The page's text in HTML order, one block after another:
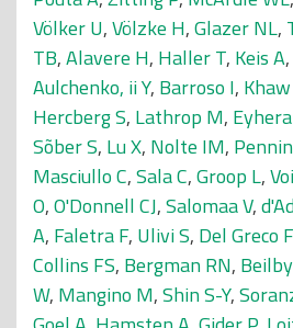
Völker U,Völzke H,Glazer NL,
TB,Alavere H, Haller T, Keis A,
Aulchenko, ii Y, Barroso I,
Hercberg S, Lathrop M,
Sõber S, Lu X, Nolte IM,
Masciullo C,Sala C,Groop L,
O,O'Donnell CJ,Salomaa V,
A, Faletra F, Ulivi S, Del Greco
Collins FS, Bergman RN,
W, Mangino M,Shin S-Y,